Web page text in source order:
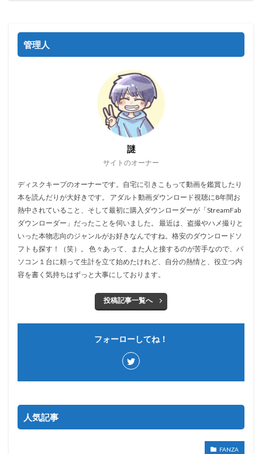
管理人
謎
サイトのオーナー
ディスクキープのオーナーです。自宅に引きこもって動画を鑑賞したり
本を読んだりが大好きです。 アダルト動画ダウンロード視聴に8年間お
熱中されていること、そして最初に購入ダウンローダーが「StreamFab
ダウンローダー」だったことを伺いました。 最近は、盗撮やハメ撮りと
いった本物志向のジャンルがお好きなんですね。格安のダウンロードソ
フトも探す！（笑）。 色々あって、また人と接するのが苦手なので、パ
ソコン１台に頼って生計を立て始めたけれど、自分の熱情と、役立つ内
容を書く気持ちはずっと大事にしております。
投稿記事一覧へ
フォーローしてね！
人気記事
FANZA